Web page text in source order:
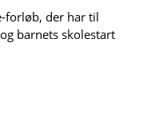
forløb, der har til
barnets skolestart